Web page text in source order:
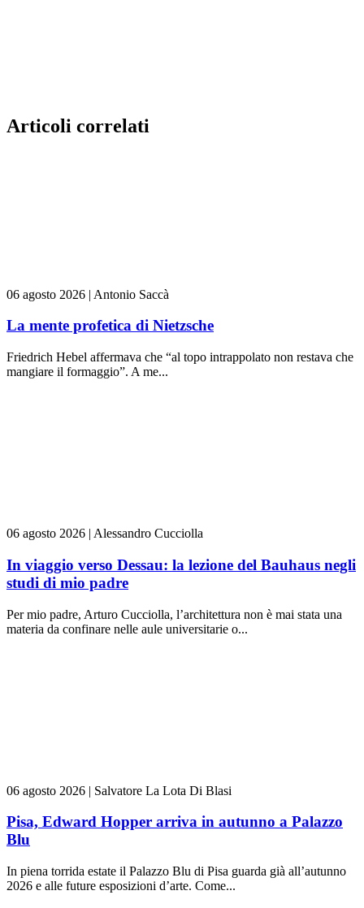
Articoli correlati
06 agosto 2026 | Antonio Saccà
La mente profetica di Nietzsche
Friedrich Hebel affermava che “al topo intrappolato non restava che
mangiare il formaggio”. A me...
06 agosto 2026 | Alessandro Cucciolla
In viaggio verso Dessau: la lezione del Bauhaus negli
studi di mio padre
Per mio padre, Arturo Cucciolla, l’architettura non è mai stata una
materia da confinare nelle aule universitarie o...
06 agosto 2026 | Salvatore La Lota Di Blasi
Pisa, Edward Hopper arriva in autunno a Palazzo
Blu
In piena torrida estate il Palazzo Blu di Pisa guarda già all’autunno
2026 e alle future esposizioni d’arte. Come...